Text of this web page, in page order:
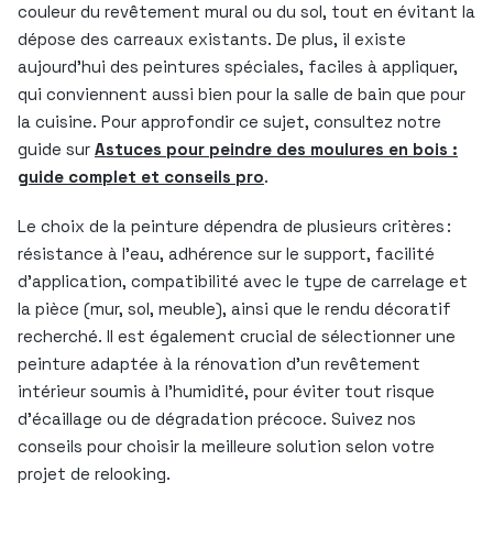
couleur du revêtement mural ou du sol, tout en évitant la
dépose des carreaux existants. De plus, il existe
aujourd’hui des peintures spéciales, faciles à appliquer,
qui conviennent aussi bien pour la salle de bain que pour
la cuisine. Pour approfondir ce sujet, consultez notre
guide sur Astuces pour peindre des moulures en bois :
guide complet et conseils pro.
Le choix de la peinture dépendra de plusieurs critères :
résistance à l’eau, adhérence sur le support, facilité
d’application, compatibilité avec le type de carrelage et
la pièce (mur, sol, meuble), ainsi que le rendu décoratif
recherché. Il est également crucial de sélectionner une
peinture adaptée à la rénovation d’un revêtement
intérieur soumis à l’humidité, pour éviter tout risque
d’écaillage ou de dégradation précoce. Suivez nos
conseils pour choisir la meilleure solution selon votre
projet de relooking.